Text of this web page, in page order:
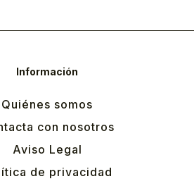
Información
Quiénes somos
con nosotros
Aviso Legal
de privacidad